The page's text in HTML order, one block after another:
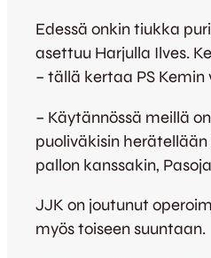
Edessä onkin tiukka
asettuu Harjulla Ilves.
– tällä kertaa PS
– Käytännössä meillä
puoliväkisin
pallon kanssakin,
JJK on joutunut
myös toiseen suuntaan.